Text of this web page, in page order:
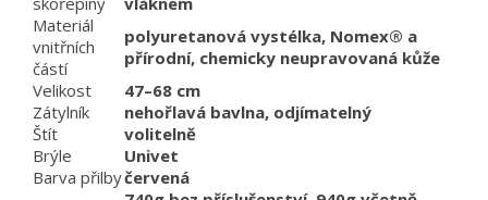
Materiál
vnitřních
částí
polyuretanová vystélka, Nomex® a
přírodní, chemicky neupravovaná kůže
Velikost
47–68 cm
Zátylník
nehořlavá bavlna, odjímatelný
Štít
volitelně
Brýle
Univet
Barva přilbyčervená